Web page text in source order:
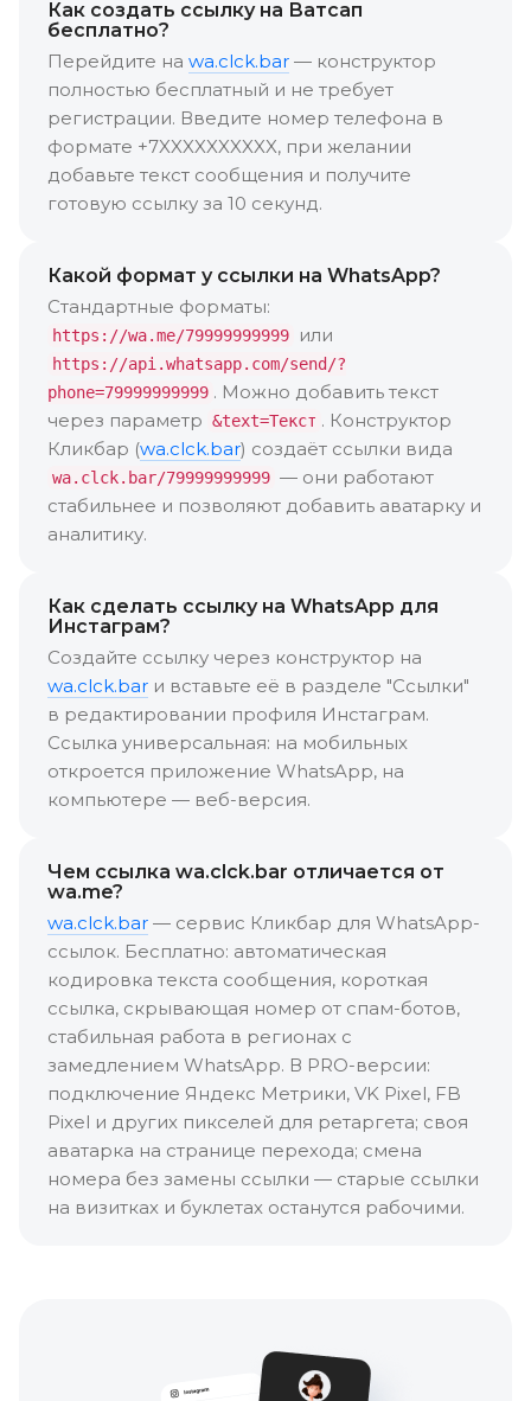
Как создать ссылку на Ватсап
бесплатно?
Перейдите на wa.clck.bar — конструктор
полностью бесплатный и не требует
регистрации. Введите номер телефона в
формате +7XXXXXXXXXX, при желании
добавьте текст сообщения и получите
готовую ссылку за 10 секунд.
Какой формат у ссылки на WhatsApp?
Стандартные форматы:
https://wa.me/79999999999 или
https://api.whatsapp.com/send/?
phone=79999999999 . Можно добавить текст
через параметр &text=Текст . Конструктор
Кликбар (wa.clck.bar) создаёт ссылки вида
wa.clck.bar/79999999999 — они работают
стабильнее и позволяют добавить аватарку и
аналитику.
Как сделать ссылку на WhatsApp для
Инстаграм?
Создайте ссылку через конструктор на
wa.clck.bar и вставьте её в разделе "Ссылки"
в редактировании профиля Инстаграм.
Ссылка универсальная: на мобильных
откроется приложение WhatsApp, на
компьютере — веб-версия.
Чем ссылка wa.clck.bar отличается от
wa.me?
wa.clck.bar — сервис Кликбар для WhatsApp-
ссылок. Бесплатно: автоматическая
кодировка текста сообщения, короткая
ссылка, скрывающая номер от спам-ботов,
стабильная работа в регионах с
замедлением WhatsApp. В PRO-версии:
подключение Яндекс Метрики, VK Pixel, FB
Pixel и других пикселей для ретаргета; своя
аватарка на странице перехода; смена
номера без замены ссылки — старые ссылки
на визитках и буклетах останутся рабочими.